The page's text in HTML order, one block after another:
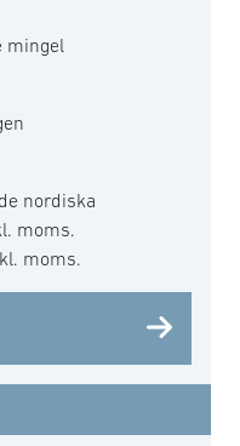
mingel
nordiska
moms.
moms.